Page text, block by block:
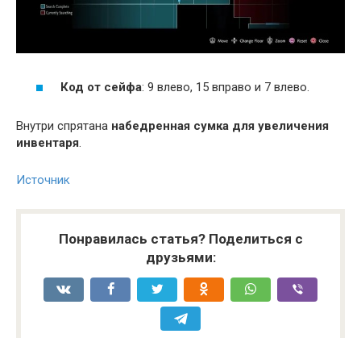
Код от сейфа: 9 влево, 15 вправо и 7 влево.
Внутри спрятана набедренная сумка для увеличения
инвентаря
Источник
Понравилась статья? Поделиться с
друзьями: